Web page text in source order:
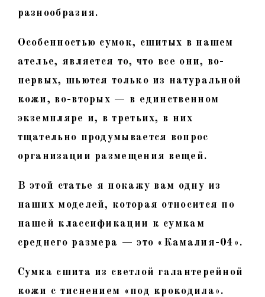
разнообразия.
Особенностью сумок, сшитых в нашем
ателье, является то, что все они, во-
первых, шьются только из натуральной
кожи, во-вторых — в единственном
экземпляре и, в третьих, в них
тщательно продумывается вопрос
организации размещения вещей.
В этой статье я покажу вам одну из
наших моделей, которая относится по
нашей классификации к сумкам
среднего размера — это «Камалия-04».
Сумка сшита из светлой галантерейной
кожи с тиснением «под крокодила».